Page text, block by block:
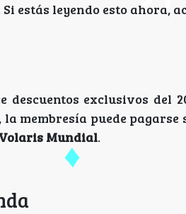
estás leyendo esto ahora,
descuentos exclusivos del
membresía puede pagarse
Mundial.